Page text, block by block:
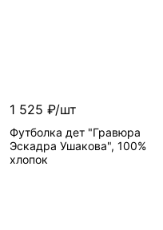
1 525 ₽/шт
Футболка дет "Гравюра
Эскадра Ушакова", 100%
хлопок